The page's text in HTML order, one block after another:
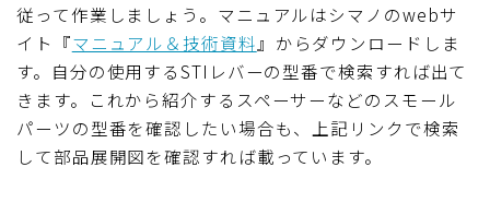
従って作業しましょう。マニュアルはシマノのwebサ
イト『マニュアル＆技術資料 』からダウンロードしま
す。自分の使用するSTIレバーの型番で検索すれば出て
きます。これから紹介するスペーサーなどのスモール
パーツの型番を確認したい場合も、上記リンクで検索
して部品展開図を確認すれば載っています。